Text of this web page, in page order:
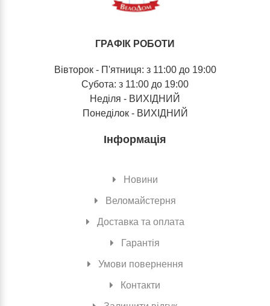
ГРАФІК РОБОТИ
Вівторок - П'ятниця: з 11:00 до 19:00
Субота: з 11:00 до 19:00
Неділя - ВИХІДНИЙ
Понеділок - ВИХІДНИЙ
Інформація
Новини
Веломайстерня
Доставка та оплата
Гарантія
Умови повернення
Контакти